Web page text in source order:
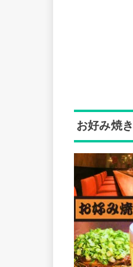
お好み焼